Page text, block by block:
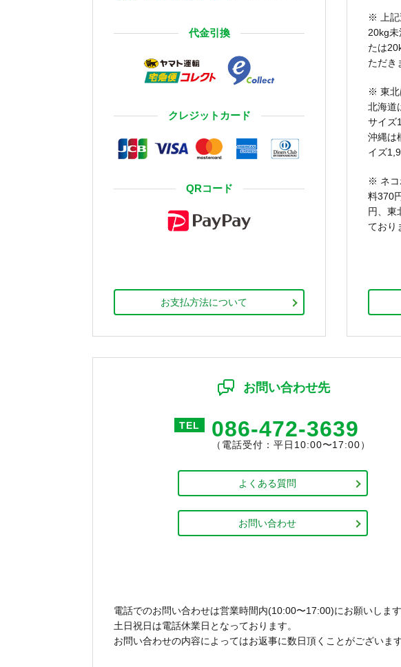
代金引換
クレジットカード
QRコード
お支払方法について
※ 上記
20kg
たは
ただき
※ 東北
北海道
サイズ
沖縄は
イズ
※ ネコ
料370
円、東
ており
お問い合わせ先
TEL 086-472-3639
（電話受付：平日10:00〜17:00）
よくある質問
お問い合わせ
電話でのお問い合わせは営業時間内(10:00〜17:00)にお願いします
土日祝日は電話休業日となっております。
お問い合わせの内容によってはお返事に数日頂くことがございます